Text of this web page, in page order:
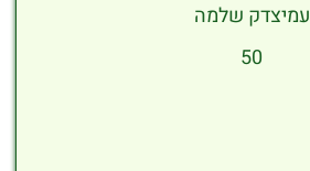
עמיצדק שלמה
50